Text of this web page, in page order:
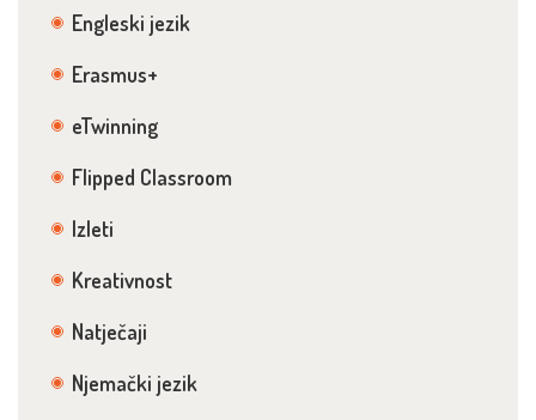
Engleski jezik
Erasmus+
eTwinning
Flipped Classroom
Izleti
Kreativnost
Natječaji
Njemački jezik